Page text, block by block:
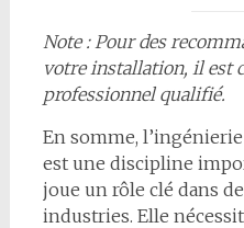
Note : Pour des
votre installation, il est
professionnel qualifié.
En somme,
est une discipline
joue un rôle clé dans
industries. Elle